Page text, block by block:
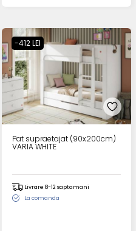
-412 LEI
Pat supraetajat (90x200cm)
VARIA WHITE
Livrare 8-12 saptamani
La comanda